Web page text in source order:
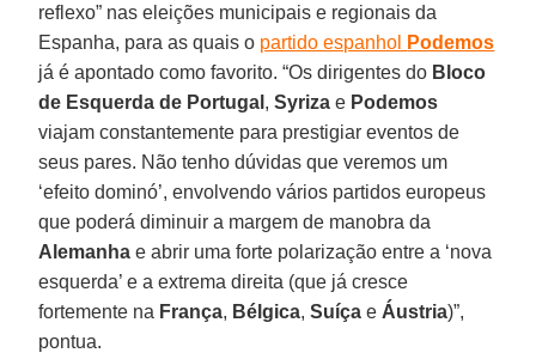
reflexo” nas eleições municipais e regionais da
Espanha, para as quais o partido espanhol
Podemos
já é apontado como favorito. “Os dirigentes do Bloco
de Esquerda de Portugal ,Syriza e Podemos
viajam constantemente para prestigiar eventos de
seus pares. Não tenho dúvidas que veremos um
‘efeito dominó’, envolvendo vários partidos europeus
que poderá diminuir a margem de manobra da
Alemanha e abrir uma forte polarização entre a ‘nova
esquerda’ e a extrema direita (que já cresce
fortemente na França, Bélgica,Suíça e Áustria)”,
pontua.